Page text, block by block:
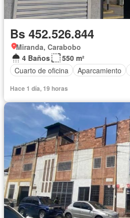
Bs 452.526.844
Miranda, Carabobo
4 Baños
550 m²
Cuarto de oficina
Aparcamiento
Hace 1 día, 19 horas